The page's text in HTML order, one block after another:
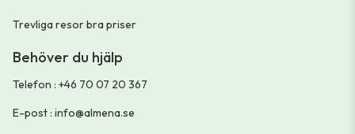
Trevliga resor bra priser
Behöver du hjälp
Telefon : +46 70 07 20 367
E-post : info@almena.se